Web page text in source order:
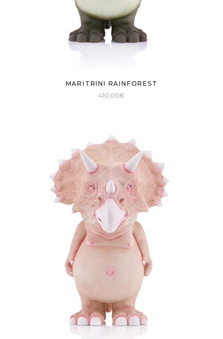
MARITRINI RAINFOREST
410,00€